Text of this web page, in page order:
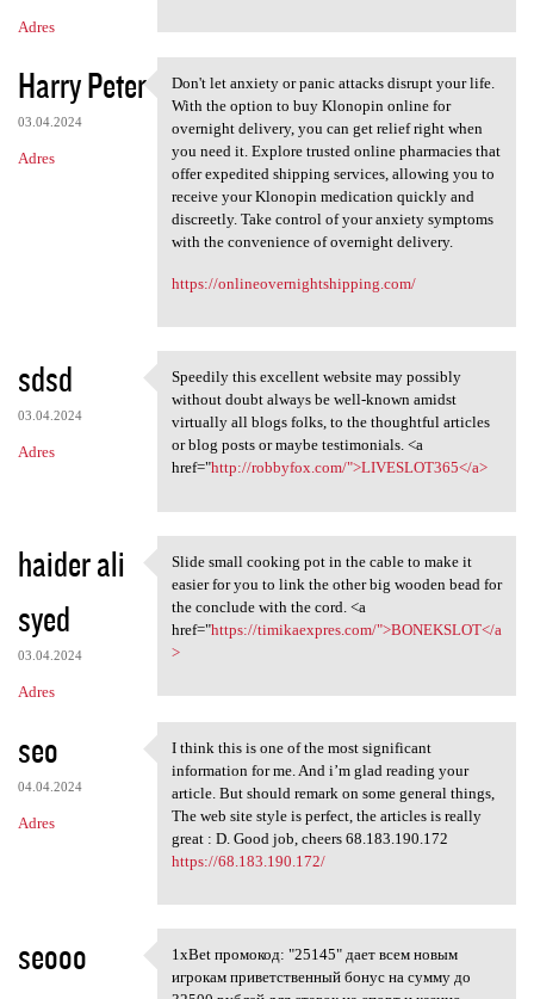
Adres
Harry Peter
03.04.2024
Adres
Don't let anxiety or panic
Don't let anxiety or panic attacks disrupt your life.
With the option to buy Klonopin online for
overnight delivery, you can get relief right when
you need it. Explore trusted online pharmacies that
offer expedited shipping services, allowing you to
receive your Klonopin medication quickly and
discreetly. Take control of your anxiety symptoms
with the convenience of overnight delivery.
https://onlineovernightshipping.com/
sdsd
03.04.2024
Adres
Speedily this excellent
Speedily this excellent website may possibly
without doubt always be well-known amidst
virtually all blogs folks, to the thoughtful articles
or blog posts or maybe testimonials. <a
href="http://robbyfox.com/">LIVESLOT365</a>
haider ali
syed
03.04.2024
Adres
Slide small cooking pot in
Slide small cooking pot in the cable to make it
easier for you to link the other big wooden bead for
the conclude with the cord. <a
href="https://timikaexpres.com/">BONEKSLOT</a
>
seo
04.04.2024
Adres
I think this is one of the
I think this is one of the most significant
information for me. And i’m glad reading your
article. But should remark on some general things,
The web site style is perfect, the articles is really
great : D. Good job, cheers 68.183.190.172
https://68.183.190.172/
seooo
1xBet промокод: "25145" дает
1xBet промокод: "25145" дает всем новым
игрокам приветственный бонус на сумму до